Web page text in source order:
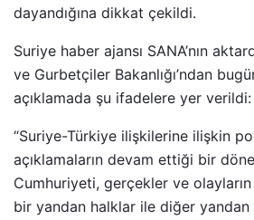
dayandığına dikkat çekildi.
Suriye haber ajansı SANA’nın
ve Gurbetçiler Bakanlığı’ndan
açıklamada şu ifadelere yer verildi:
“Suriye-Türkiye ilişkilerine ilişkin
açıklamaların devam ettiği bir
Cumhuriyeti, gerçekler ve olayların
bir yandan halklar ile diğer yandan